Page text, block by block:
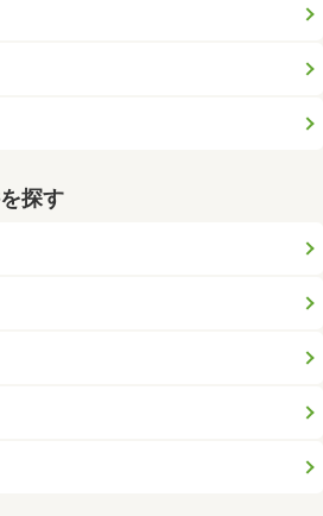
探す